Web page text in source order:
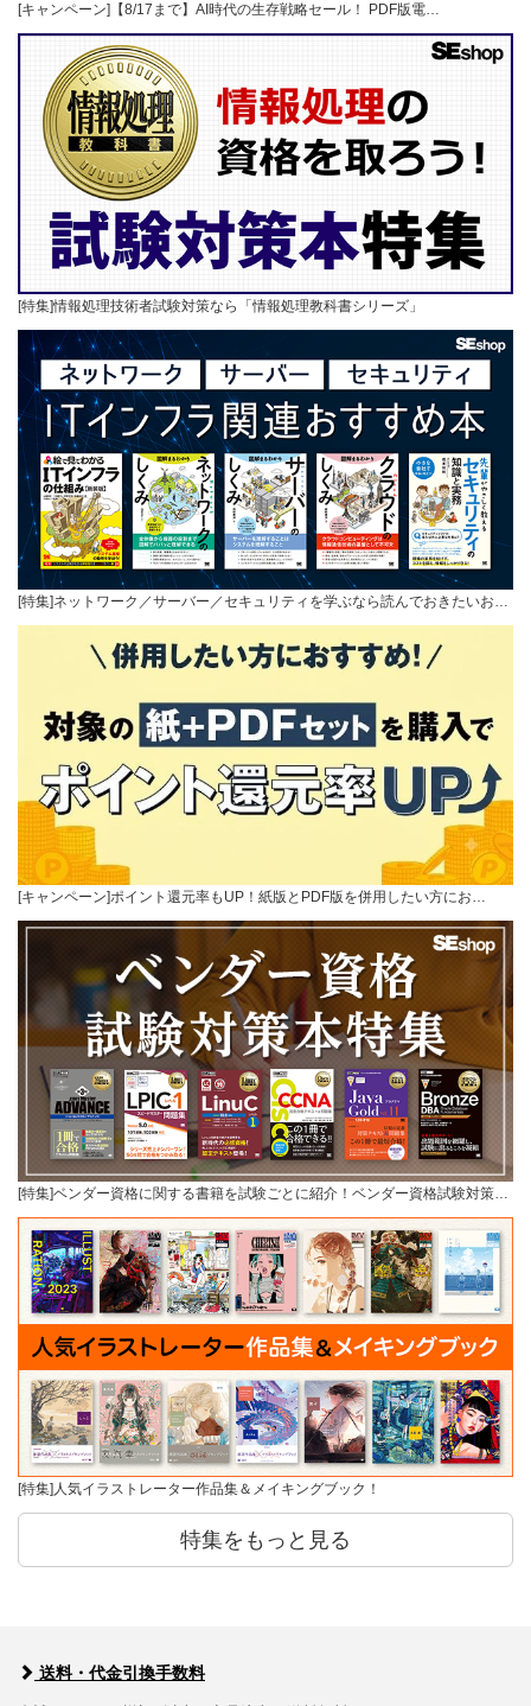
[キャンペーン]【8/17まで】AI時代の生存戦略セール！ PDF版電…
[特集]情報処理技術者試験対策なら「情報処理教科書シリーズ」
[特集]ネットワーク／サーバー／セキュリティを学ぶなら読んでおきたいお…
[キャンペーン]ポイント還元率もUP！紙版とPDF版を併用したい方にお…
[特集]ベンダー資格に関する書籍を試験ごとに紹介！ベンダー資格試験対策…
[特集]人気イラストレーター作品集＆メイキングブック！
特集をもっと見る
送料・代金引換手数料